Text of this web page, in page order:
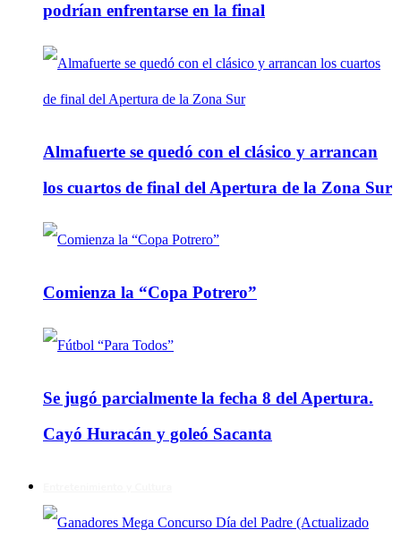
podrían enfrentarse en la final
Almafuerte se quedó con el clásico y arrancan
los cuartos de final del Apertura de la Zona Sur
Comienza la “Copa Potrero”
Se jugó parcialmente la fecha 8 del Apertura.
Cayó Huracán y goleó Sacanta